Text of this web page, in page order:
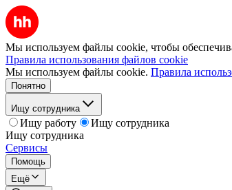
Мы используем файлы cookie, чтобы
Правила использования файлов cookie
Мы используем файлы cookie. Правила
Понятно
Ищу сотрудника
Ищу работу
Ищу сотрудника
Ищу сотрудника
Сервисы
Помощь
Ещё